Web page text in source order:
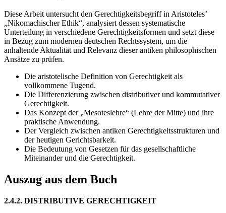
Diese Arbeit untersucht den Gerechtigkeitsbegriff in Aristoteles’
„Nikomachischer Ethik“, analysiert dessen systematische
Unterteilung in verschiedene Gerechtigkeitsformen und setzt diese
in Bezug zum modernen deutschen Rechtssystem, um die
anhaltende Aktualität und Relevanz dieser antiken philosophischen
Ansätze zu prüfen.
Die aristotelische Definition von Gerechtigkeit als
vollkommene Tugend.
Die Differenzierung zwischen distributiver und kommutativer
Gerechtigkeit.
Das Konzept der „Mesoteslehre“ (Lehre der Mitte) und ihre
praktische Anwendung.
Der Vergleich zwischen antiken Gerechtigkeitsstrukturen und
der heutigen Gerichtsbarkeit.
Die Bedeutung von Gesetzen für das gesellschaftliche
Miteinander und die Gerechtigkeit.
Auszug aus dem Buch
2.4.2. DISTRIBUTIVE GERECHTIGKEIT